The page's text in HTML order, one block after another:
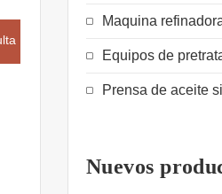
Maquina
Equipos de
Prensa de aceite
Nuevos